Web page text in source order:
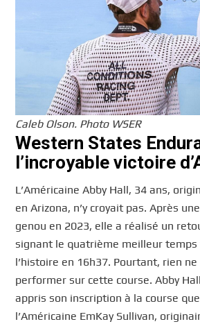
Caleb Olson. Photo WSER
Western States
l’incroyable victoire
L’Américaine Abby Hall, 34 ans,
en Arizona, n’y croyait pas. Après
genou en 2023, elle a réalisé un
signant le quatrième meilleur temps
l’histoire en 16h37. Pourtant, rien
performer sur cette course. Abby
appris son inscription à la course
l’Américaine EmKay Sullivan,